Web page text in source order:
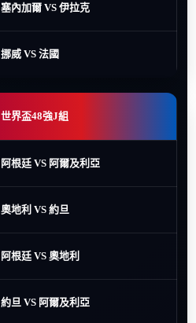
塞內加爾 VS 伊拉克
挪威 VS 法國
世界盃48強J組
阿根廷 VS 阿爾及利亞
奧地利 VS 約旦
阿根廷 VS 奧地利
約旦 VS 阿爾及利亞